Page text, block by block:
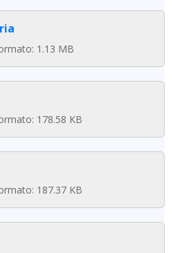
1.13 MB
178.58 KB
187.37 KB